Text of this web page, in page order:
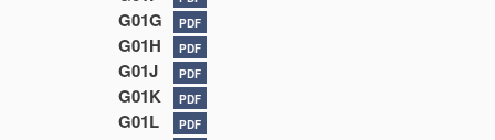
G01G PDF
G01H PDF
G01J PDF
G01K PDF
G01L PDF